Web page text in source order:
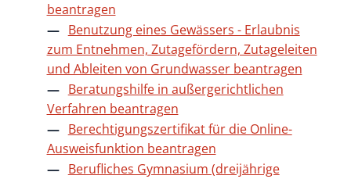
beantragen
Benutzung eines Gewässers - Erlaubnis
zum Entnehmen, Zutagefördern, Zutageleiten
und Ableiten von Grundwasser beantragen
Beratungshilfe in außergerichtlichen
Verfahren beantragen
Berechtigungszertifikat für die Online-
Ausweisfunktion beantragen
Berufliches Gymnasium (dreijährige